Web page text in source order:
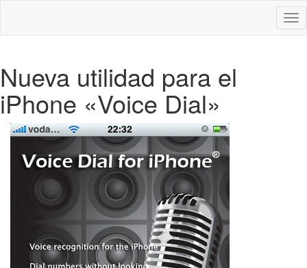
Nueva utilidad para el
iPhone «Voice Dial»